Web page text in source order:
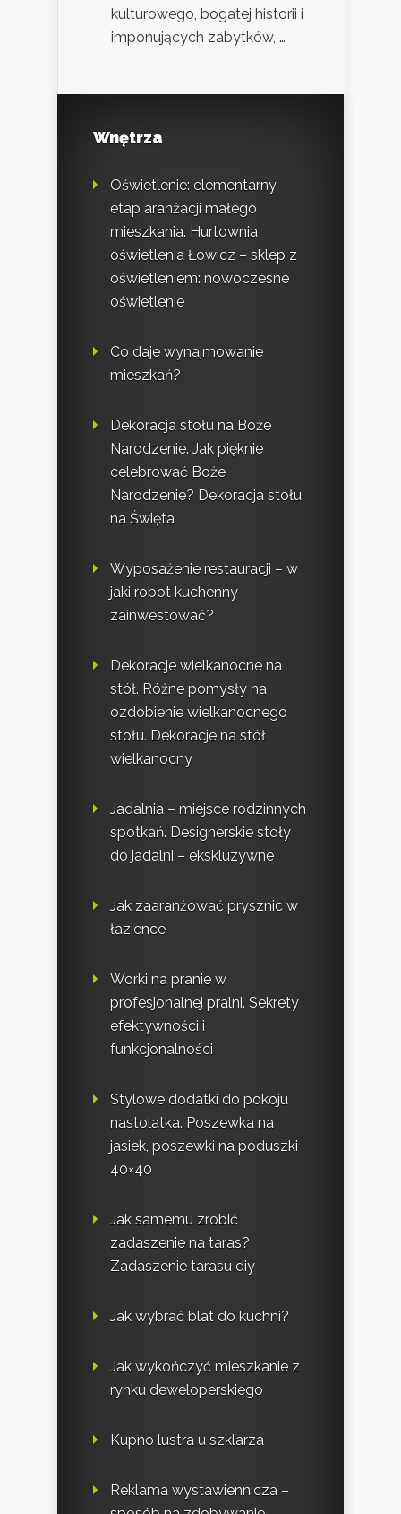
kulturowego, bogatej historii i
imponujących zabytków, …
Wnętrza
Oświetlenie: elementarny
etap aranżacji małego
mieszkania. Hurtownia
oświetlenia Łowicz – sklep z
oświetleniem: nowoczesne
oświetlenie
Co daje wynajmowanie
mieszkań?
Dekoracja stołu na Boże
Narodzenie. Jak pięknie
celebrować Boże
Narodzenie? Dekoracja stołu
na Święta
Wyposażenie restauracji – w
jaki robot kuchenny
zainwestować?
Dekoracje wielkanocne na
stół. Różne pomysły na
ozdobienie wielkanocnego
stołu. Dekoracje na stół
wielkanocny
Jadalnia – miejsce rodzinnych
spotkań. Designerskie stoły
do jadalni – ekskluzywne
Jak zaaranżować prysznic w
łazience
Worki na pranie w
profesjonalnej pralni. Sekrety
efektywności i
funkcjonalności
Stylowe dodatki do pokoju
nastolatka. Poszewka na
jasiek, poszewki na poduszki
40×40
Jak samemu zrobić
zadaszenie na taras?
Zadaszenie tarasu diy
Jak wybrać blat do kuchni?
Jak wykończyć mieszkanie z
rynku deweloperskiego
Kupno lustra u szklarza
Reklama wystawiennicza –